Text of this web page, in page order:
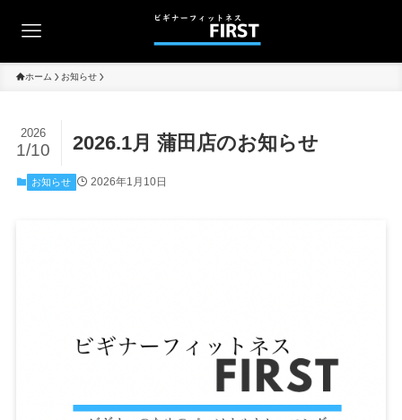
ホーム お知らせ
2026.1月 蒲田店のお知らせ
2026
1/10
お知らせ 2026年1月10日